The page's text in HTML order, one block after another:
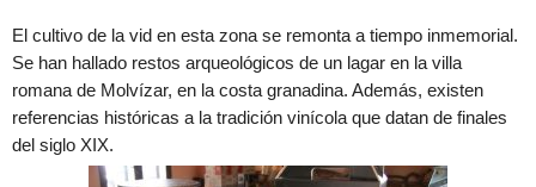
El cultivo de la vid en esta zona se remonta a tiempo inmemorial.
Se han hallado restos arqueológicos de un lagar en la villa
romana de Molvízar, en la costa granadina. Además, existen
referencias históricas a la tradición vinícola que datan de finales
del siglo XIX.